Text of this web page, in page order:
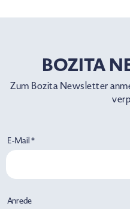
BOZITA
Zum Bozita Newsletter
E-Mail *
Anrede